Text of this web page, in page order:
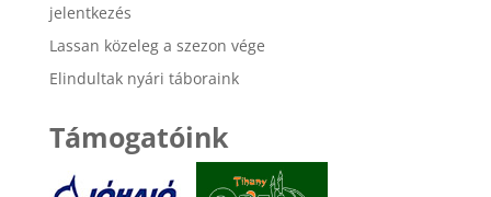
jelentkezés
Lassan közeleg a szezon vége
Elindultak nyári táboraink
Támogatóink